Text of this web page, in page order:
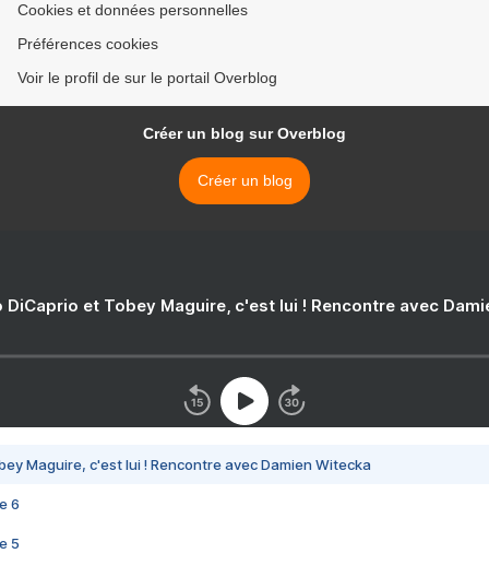
Cookies et données personnelles
Préférences cookies
Voir le profil de sur le portail Overblog
Créer un blog sur Overblog
Créer un blog
DiCaprio et Tobey Maguire, c'est lui ! Rencontre avec
Maguire, c'est lui ! Rencontre avec Damien Witecka
6
5